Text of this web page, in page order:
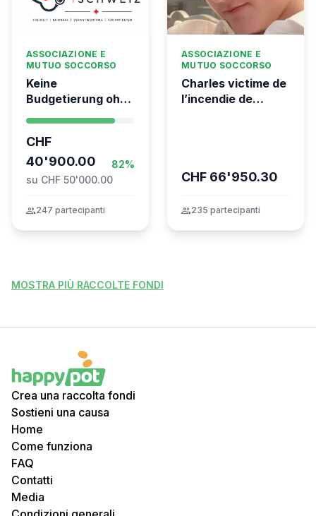
ASSOCIAZIONE E
MUTUO SOCCORSO
Keine
Budgetierung ohne
Höchstgrenze
unabhängig prüfen
CHF
40'900.00
82%
su CHF 50'000.00
group247 partecipanti
ASSOCIAZIONE E
MUTUO SOCCORSO
Charles victime de
l’incendie de
CHF 66'950.30
group235 partecipanti
MOSTRA PIÙ RACCOLTE FONDI
Crea una raccolta fondi
Sostieni una causa
Home
Come funziona
FAQ
Contatti
Media